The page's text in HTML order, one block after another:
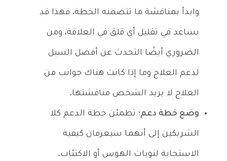
وابدأ بمناقشة ما تتضمنه الخطة، فهذا قد
يساعد في تقليل أي قلق في العلاقة، ومن
الضروري أيضًا التحدث عن أفضل السبل
لدعم العلاج وما إذا كانت هناك جوانب من
العلاج لا يريد الشخص مناقشتها.
وضع خطة دعم؛ تطمئن خطة الدعم كلا
الشريكين إلى أنهما سيعرفان كيفية
الاستجابة لنوبات الهوس أو الاكتئاب.